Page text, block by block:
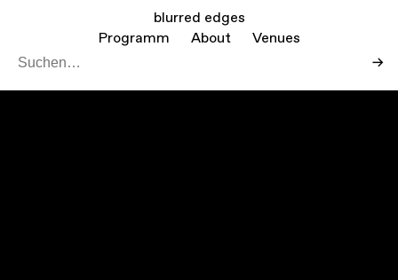
blurred edges
Programm
About
Venues
→